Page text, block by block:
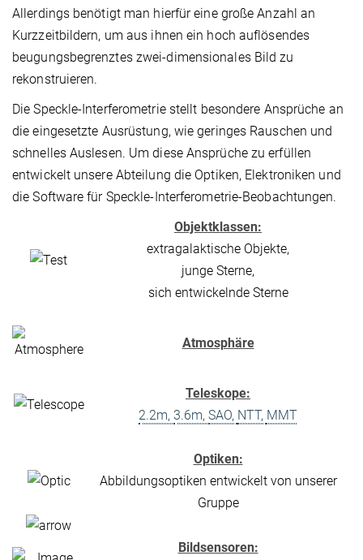
Allerdings benötigt man hierfür eine große Anzahl an
Kurzzeitbildern, um aus ihnen ein hoch auflösendes
beugungsbegrenztes zwei-dimensionales Bild zu
rekonstruieren.
Die Speckle-Interferometrie stellt besondere Ansprüche an
die eingesetzte Ausrüstung, wie geringes Rauschen und
schnelles Auslesen. Um diese Ansprüche zu erfüllen
entwickelt unsere Abteilung die Optiken, Elektroniken und
die Software für Speckle-Interferometrie-Beobachtungen.
Objektklassen:
extragalaktische Objekte,
junge Sterne,
sich entwickelnde Sterne
Atmosphäre
Teleskope:
2.2m, 3.6m, SAO, NTT, MMT
Optiken:
Abbildungsoptiken entwickelt von unserer
Gruppe
Bildsensoren: